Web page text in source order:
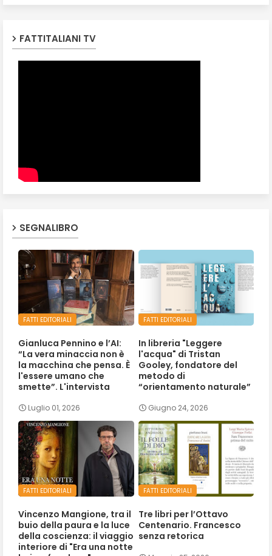
FATTITALIANI TV
SEGNALIBRO
FATTI EDITORIALI
Gianluca Pennino e l’AI:
“La vera minaccia non è
la macchina che pensa. È
l'essere umano che
smette”. L'intervista
Luglio 01, 2026
FATTI EDITORIALI
In libreria "Leggere
l'acqua" di Tristan
Gooley, fondatore del
metodo di
“orientamento naturale”
Giugno 24, 2026
FATTI EDITORIALI
Vincenzo Mangione, tra il
buio della paura e la luce
della coscienza: il viaggio
interiore di "Era una notte
FATTI EDITORIALI
Tre libri per l’Ottavo
Centenario. Francesco
senza retorica